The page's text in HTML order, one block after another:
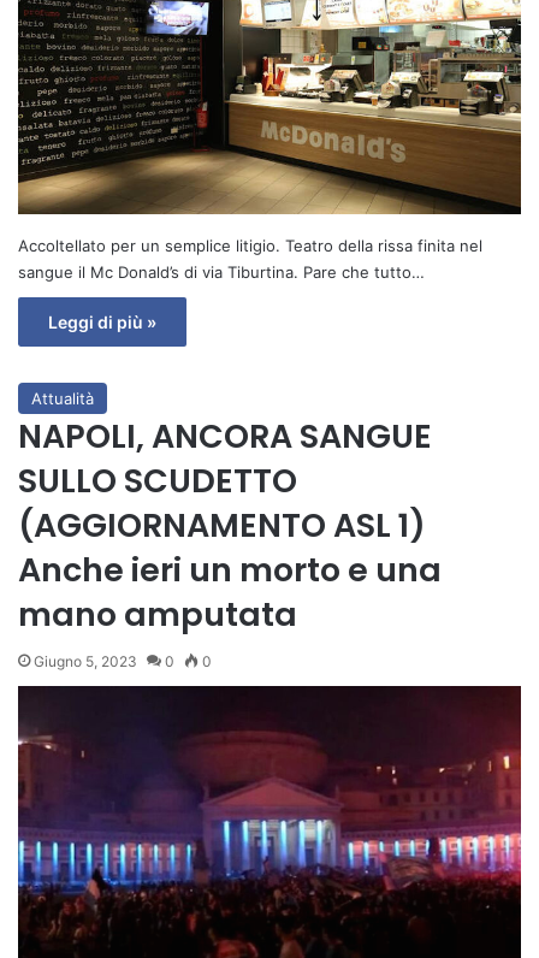
Accoltellato per un semplice litigio. Teatro della rissa finita nel
sangue il Mc Donald’s di via Tiburtina. Pare che tutto…
Leggi di più »
Attualità
NAPOLI, ANCORA SANGUE
SULLO SCUDETTO
(AGGIORNAMENTO ASL 1)
Anche ieri un morto e una
mano amputata
Giugno 5, 2023 0 0